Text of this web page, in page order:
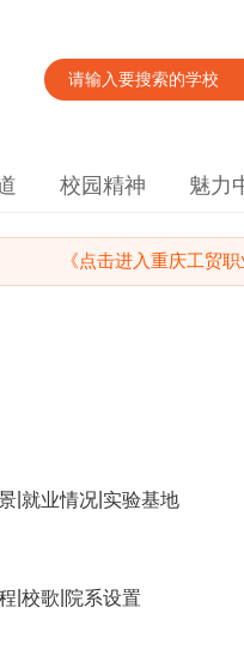
校园精神 魅力
《点击进入重庆工贸
就业情况 实验基地
|校歌 院系设置